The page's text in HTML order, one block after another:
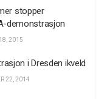
stopper
demonstrasjon
2015
i Dresden ikveld
22, 2014